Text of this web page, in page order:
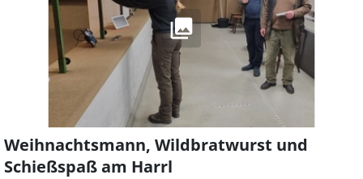
Weihnachtsmann, Wildbratwurst und
Schießspaß am Harrl